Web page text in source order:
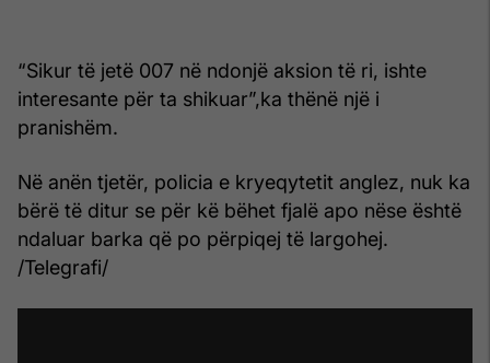
“Sikur të jetë 007 në ndonjë aksion të ri, ishte
interesante për ta shikuar”,ka thënë një i
pranishëm.
Në anën tjetër, policia e kryeqytetit anglez, nuk ka
bërë të ditur se për kë bëhet fjalë apo nëse është
ndaluar barka që po përpiqej të largohej.
/Telegrafi/